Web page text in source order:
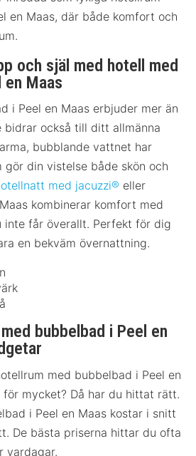
en Maas, där både komfort och
och själ med hotell med
en Maas
i Peel en Maas erbjuder mer än
bidrar också till ditt allmänna
bubblande vattnet har
din vistelse både skön och
med jacuzzi® eller
kombinerar komfort med
inte får överallt. Perfekt för dig
en bekväm övernattning.
bubbelbad i Peel en
med bubbelbad i Peel en
mycket? Då har du hittat rätt.
i Peel en Maas kostar i snitt
De bästa priserna hittar du ofta
vardagar.